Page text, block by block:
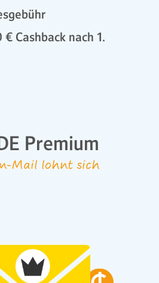
€ Cashback nach 1.
Premium
Mail lohnt sich